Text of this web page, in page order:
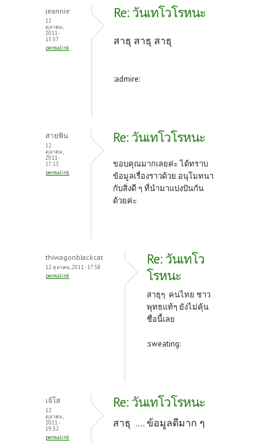
jeannie
12
ตุลาคม,
2011 -
15:57
permalink
Re: วันเทโวโรหนะ
สาธุ สาธุ สาธุ
:admire:
สายพิน
12
ตุลาคม,
2011 -
17:13
permalink
Re: วันเทโวโรหนะ
ขอบคุณมากเลยค่ะ ได้ทราบ
ข้อมูลเรื่องราวด้วย อนุโมทนา
กับสิ่งดี ๆ ที่นำมาแบ่งปันกัน
ด้วยค่ะ
thiwagonblackcat
12 ตุลาคม, 2011 - 17:58
permalink
Re: วันเทโว
โรหนะ
สาธุๆ คนไทย ชาว
พุทธแท้ๆ ยังไม่คุ้น
ชื่อนี้เลย
:sweating:
เจ้โส
12
ตุลาคม,
2011 -
19:52
permalink
Re: วันเทโวโรหนะ
สาธุ .... ข้อมูลดีมาก ๆ